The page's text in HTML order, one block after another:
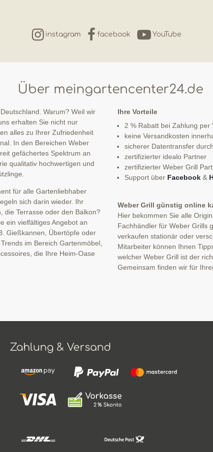
instagram facebook YouTube
Über meingartencenter24.de
Warum? Weil wir
erhalten Sie nicht nur
alles zu Ihrer Zufriedenheit
In den Bereichen Weber
gefächertes Spektrum an
qualitativ hochwertigen und
für alle Gartenliebhaber
sich darin wieder. Ihr
die Terrasse oder den Balkon?
ein vielfältiges Angebot an
Gießkannen, Übertöpfe oder
im Bereich Gartenmöbel,
die Ihre Heim-Oase
Ihre Vorteile
2 % Rabatt bei Zahlung per
keine Versandkosten
sicherer Datentransfer
zertifizierter idealo Partner
zertifizierter Weber Grill
Support über Facebook &
Weber Grill günstig online
Hier bekommen Sie alle
Fachhändler für Weber Grills
verkaufen stationär oder
Mitarbeiter können Ihnen
welcher Weber Grill ist der
Gemeinsam finden wir für
Zahlung & Versand